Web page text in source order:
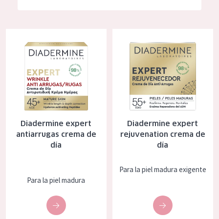
Regeneración
Piel menopáusica
TIPO DE PRODUCTO
Crema de día
Crema de noche
Sérum
Limpieza
Greek
Diadermine expert
antiarrugas crema de
día
Para la piel madura
Diadermine expert
rejuvenation crema de
día
Para la piel madura exigente